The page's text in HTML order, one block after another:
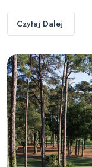
Czytaj Dalej